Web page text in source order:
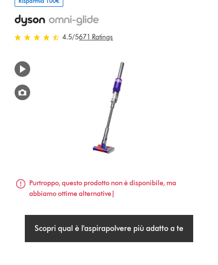
4.5 stelle su 5 da 671 Ratings
4.5/5671 Ratings
Purtroppo, questo prodotto non è disponibile, ma
abbiamo ottime alternative|
Scopri qual è l'aspirapolvere più adatto a te